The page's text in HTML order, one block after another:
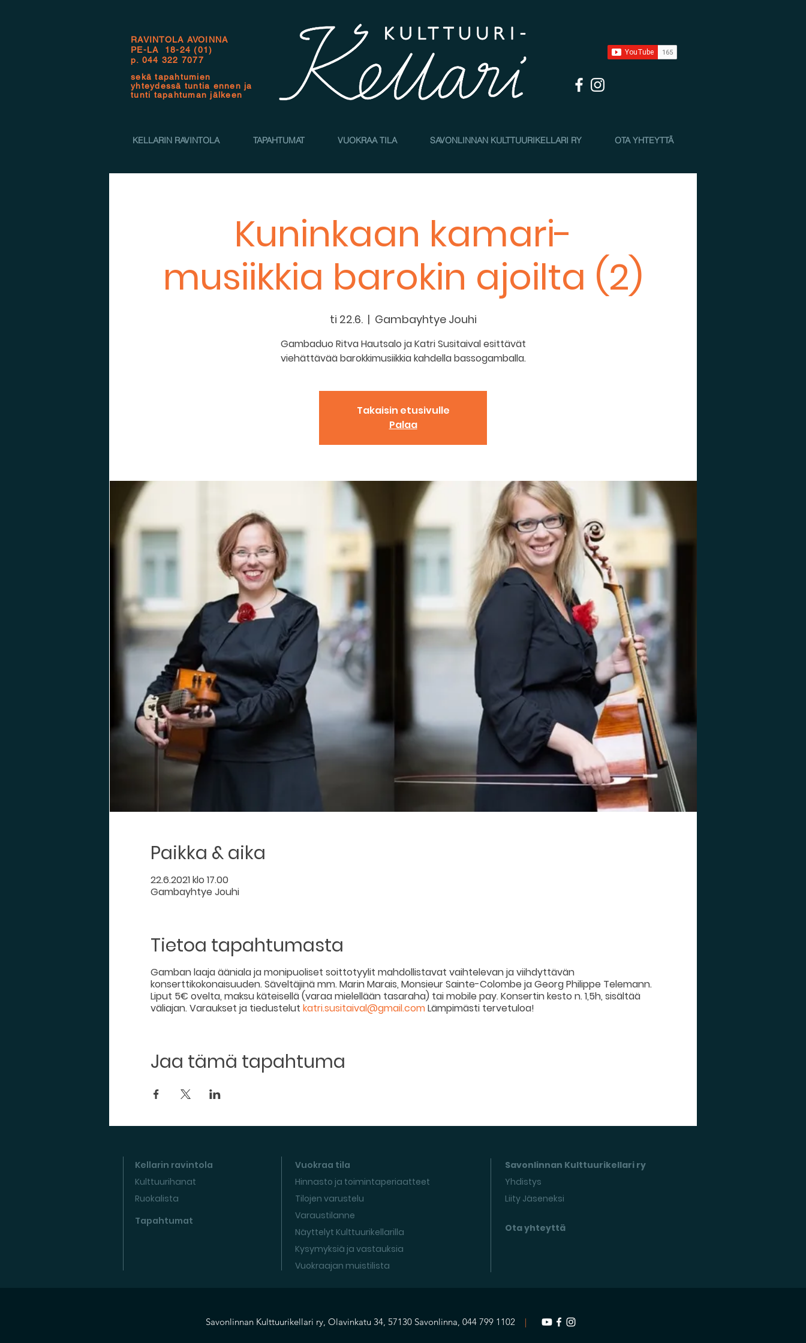
RAVINTOLA AVOINNA
PE-LA 18-24 (01)
p. 044 322 7077
sekä tapahtumien
yhteydessä tuntia ennen ja
tunti tapahtuman jälkeen
KELLARIN RAVINTOLA TAPAHTUMAT VUOKRAA TILA SAVONLINNAN KULTTUURIKELLARI RY OTA YHTEYTTÄ
Kuninkaan kamari-
musiikkia barokin ajoilta (2)
ti 22.6.
  |
Gambayhtye Jouhi
Gambaduo Ritva Hautsalo ja Katri Susitaival esittävät
viehättävää barokkimusiikkia kahdella bassogamballa.
Takaisin etusivulle
Palaa
Paikka & aika
22.6.2021 klo 17.00
Gambayhtye Jouhi
Tietoa tapahtumasta
Gamban laaja ääniala ja monipuoliset soittotyylit mahdollistavat vaihtelevan ja viihdyttävän
konserttikokonaisuuden. Säveltäjinä mm. Marin Marais, Monsieur Sainte-Colombe ja Georg Philippe Telemann.
Liput 5€ ovelta, maksu käteisellä (varaa mielellään tasaraha) tai mobile pay. Konsertin kesto n. 1,5h, sisältää
väliajan. Varaukset ja tiedustelut katri.susitaival@gmail.comLämpimästi tervetuloa!
Jaa tämä tapahtuma
Kellarin ravintola
Kulttuurihanat
Ruokalista
Tapahtumat
Vuokraa tila
Hinnasto ja toimintaperiaatteet
Tilojen varustelu
Varaustilanne
Näyttelyt Kulttuurikellarilla
Kysymyksiä ja vastauksia
Vuokraajan muistilista
Savonlinnan Kulttuurikellari ry
Yhdistys
Liity Jäseneksi
Ota yhteyttä
Savonlinnan Kulttuurikellari ry, Olavinkatu 34, 57130 Savonlinna, 044 799 1102 |